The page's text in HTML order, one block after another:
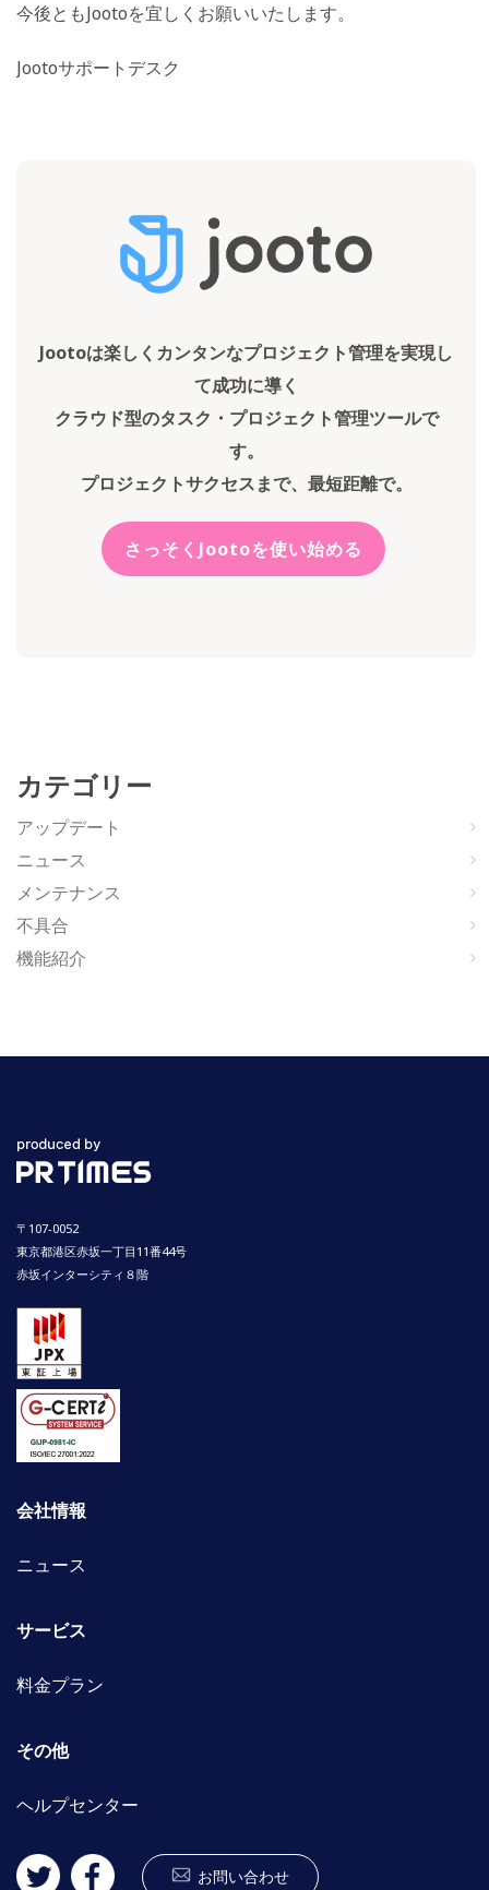
今後ともJootoを宜しくお願いいたします。
Jootoサポートデスク
Jootoは楽しくカンタンなプロジェクト管理を実現し
て成功に導く
クラウド型のタスク・プロジェクト管理ツールで
す。
プロジェクトサクセスまで、最短距離で。
さっそくJootoを使い始める
カテゴリー
アップデート
ニュース
メンテナンス
不具合
機能紹介
〒107-0052
東京都港区赤坂一丁目11番44号
赤坂インターシティ８階
会社情報
ニュース
サービス
料金プラン
その他
ヘルプセンター
お問い合わせ